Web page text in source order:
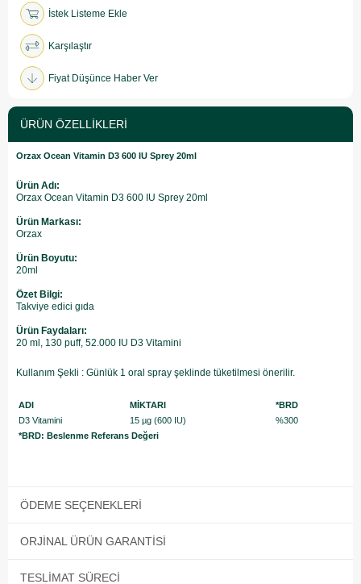
İstek Listeme Ekle
Karşılaştır
Fiyat Düşünce Haber Ver
ÜRÜN ÖZELLIKLERI
Orzax Ocean Vitamin D3 600 IU Sprey 20ml
Ürün Adı:
Orzax Ocean Vitamin D3 600 IU Sprey 20ml
Ürün Markası:
Orzax
Ürün Boyutu:
20ml
Özet Bilgi:
Takviye edici gıda
Ürün Faydaları:
20 ml, 130 puff, 52.000 IU D3 Vitamini
Kullanım Şekli : Günlük 1 oral spray şeklinde tüketilmesi önerilir.
ADI MİKTARI
*BRD
D3 Vitamini
15 µg (600 IU)
%300
*BRD: Beslenme Referans Değeri
ÖDEME SEÇENEKLERI
ORJINAL ÜRÜN GARANTISI
TESLIMAT SÜRECI